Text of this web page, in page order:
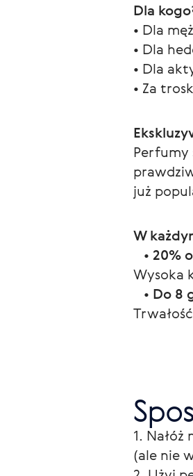
Dla
• Dla
• Dla
• Dla
• Za
Perfumy
już
W
• 20%
Wysoka
• Do 8
1.
(ale nie